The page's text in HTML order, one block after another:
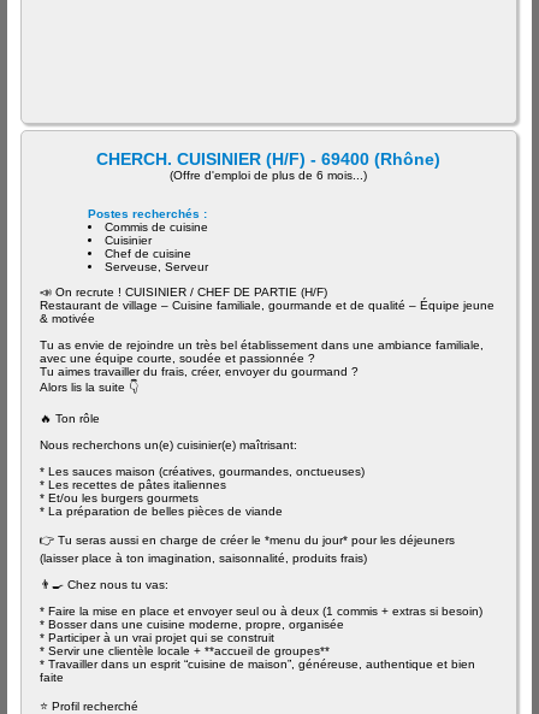
CHERCH. CUISINIER (H/F) - 69400 (Rhône)
(Offre d'emploi de plus de 6 mois...)
Postes recherchés :
Commis de cuisine
Cuisinier
Chef de cuisine
Serveuse, Serveur
📣 On recrute ! CUISINIER / CHEF DE PARTIE (H/F)
Restaurant de village – Cuisine familiale, gourmande et de qualité – Équipe jeune
& motivée
Tu as envie de rejoindre un très bel établissement dans une ambiance familiale,
avec une équipe courte, soudée et passionnée ?
Tu aimes travailler du frais, créer, envoyer du gourmand ?
Alors lis la suite 👇
🔥 Ton rôle
Nous recherchons un(e) cuisinier(e) maîtrisant:
* Les sauces maison (créatives, gourmandes, onctueuses)
* Les recettes de pâtes italiennes
* Et/ou les burgers gourmets
* La préparation de belles pièces de viande
👉 Tu seras aussi en charge de créer le *menu du jour* pour les déjeuners
(laisser place à ton imagination, saisonnalité, produits frais)
👨‍🍳 Chez nous tu vas:
* Faire la mise en place et envoyer seul ou à deux (1 commis + extras si besoin)
* Bosser dans une cuisine moderne, propre, organisée
* Participer à un vrai projet qui se construit
* Servir une clientèle locale + **accueil de groupes**
* Travailler dans un esprit “cuisine de maison”, généreuse, authentique et bien
faite
⭐ Profil recherché